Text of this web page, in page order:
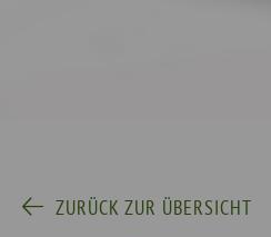
ZURÜCK ZUR ÜBERSICHT